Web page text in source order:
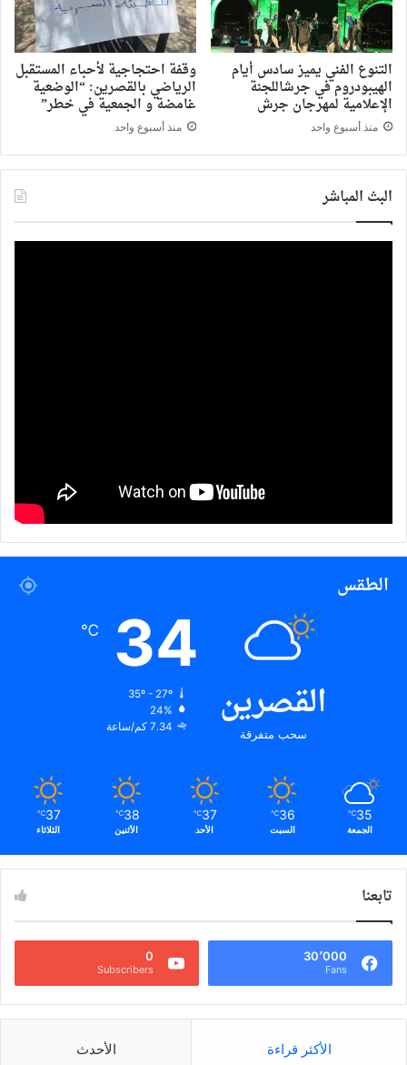
التنوع الفني يميز سادس أيام
الهيبودروم في جرشاللجنة
الإعلامية لمهرجان جرش
منذ أسبوع واحد
وقفة احتجاجية لأحباء المستقبل
الرياضي بالقصرين: “الوضعية
غامضة و الجمعية في خطر”
منذ أسبوع واحد
البث المباشر
الطقس
القصرين
سحب متفرقة
34
℃
35º - 27º
24%
7.34 كم/ساعة
35
℃
الجمعة
36
℃
السبت
37
℃
الأحد
38
℃
الأثنين
37
℃
الثلاثاء
تابعنا
30٬000
Fans
0
Subscribers
الأكثر قراءة الأحدث